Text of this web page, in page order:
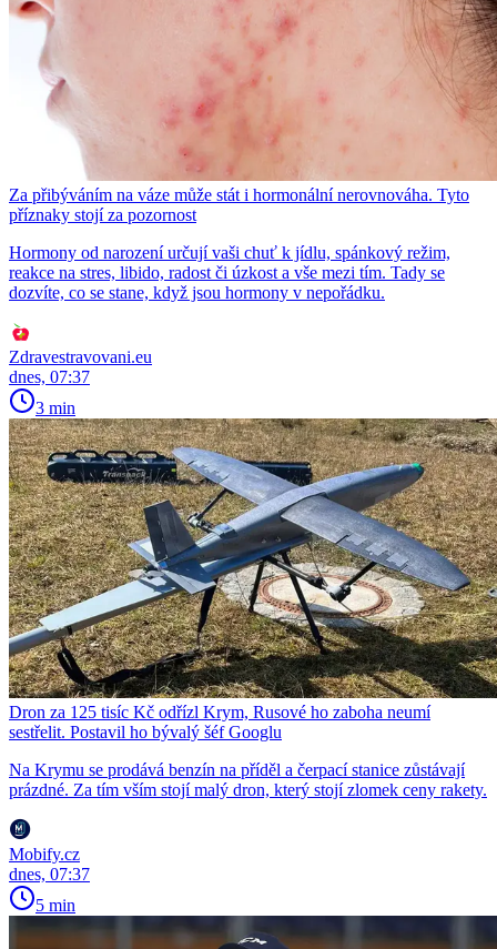
Za přibýváním na váze může stát i hormonální nerovnováha. Tyto
příznaky stojí za pozornost
Hormony od narození určují vaši chuť k jídlu, spánkový režim,
reakce na stres, libido, radost či úzkost a vše mezi tím. Tady se
dozvíte, co se stane, když jsou hormony v nepořádku.
Zdravestravovani.eu
dnes, 07:37
3 min
Dron za 125 tisíc Kč odřízl Krym, Rusové ho zaboha neumí
sestřelit. Postavil ho bývalý šéf Googlu
Na Krymu se prodává benzín na příděl a čerpací stanice zůstávají
prázdné. Za tím vším stojí malý dron, který stojí zlomek ceny rakety.
Mobify.cz
dnes, 07:37
5 min